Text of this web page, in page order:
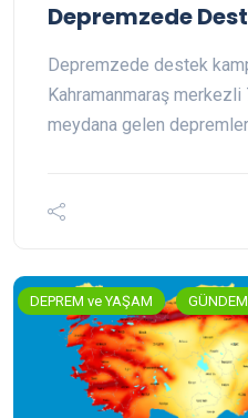
Depremzede
Depremzede destek
Kahramanmaraş
meydana gelen
DEPREM ve YAŞAM